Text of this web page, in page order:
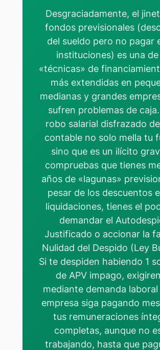
Desgraciadamente, el
fondos previsionales
del sueldo pero no pagar
instituciones) es una de
«técnicas» de
más extendidas en
medianas y grandes
sufren problemas de
robo salarial disfrazado
contable no solo mella tu
sino que es un ilícito
compruebas que tienes
años de «lagunas»
pesar de los descuentos
liquidaciones, tienes el
demandar el
Justificado o accionar la
Nulidad del Despido (Ley
Si te despiden habiendo 1
de APV impago,
mediante demanda laboral
empresa siga pagando
tus remuneraciones
completas, aunque no
trabajando, hasta que